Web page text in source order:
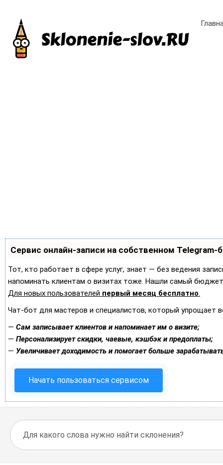
Сервис онлайн-записи на собственном Telegram-
Тот, кто работает в сфере услуг, знает — без ведения
напоминать клиентам о визитах тоже. Нашли самый
Для новых пользователей первый месяц бесплатно.
Чат-бот для мастеров и специалистов, который упрощает
— Сам записывает клиентов и напоминает им о визите;
— Персонализирует скидки, чаевые, кэшбэк и предоплаты;
— Увеличивает доходимость и помогает больше
Начать пользоваться сервисом